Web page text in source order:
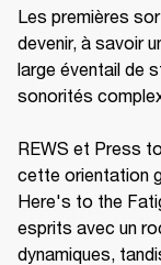
Les premières
devenir, à savoir
large éventail de
sonorités
REWS et Press
cette orientation
Here's to the
esprits avec un
dynamiques,